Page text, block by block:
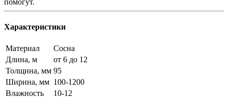
Характеристики
Материал
Сосна
Длина, м
от 6 до 12
Толщина, мм 95
Ширина, мм 100-1200
Влажность
10-12